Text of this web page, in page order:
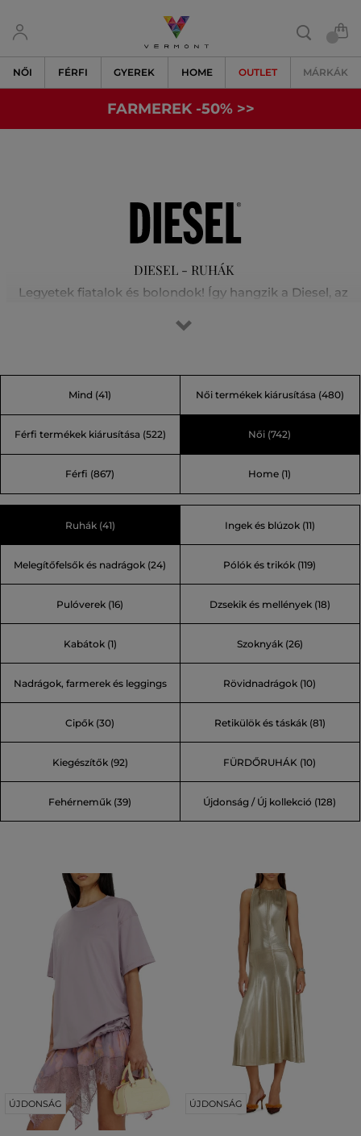
NŐI FÉRFI GYEREK HOME OUTLET MÁRKÁK
FARMEREK -50% >>
DIESEL - RUHÁK
Legyetek fiatalok és bolondok! Így hangzik a Diesel, az
Olaszország északkeleti részén található kisváros szerény
farmermárkává nőtte ki magát, vagy ez már egy
életstílus? Lépjen túl a korlátain, és mutassa meg
Mind (41) Női termékek kiárusítása (480)
Férfi termékek kiárusítása (522) Női (742)
Férfi (867) Home (1)
Ruhák (41) Ingek és blúzok (11)
Melegítőfelsők és nadrágok (24) Pólók és trikók (119)
Pulóverek (16) Dzsekik és mellények (18)
Kabátok (1) Szoknyák (26)
Nadrágok, farmerek és leggings
(96)
Rövidnadrágok (10)
Cipők (30) Retikülök és táskák (81)
Kiegészítők (92) FÜRDŐRUHÁK (10)
Fehérneműk (39) Újdonság / Új kollekció (128)
ÚJDONSÁG ÚJDONSÁG